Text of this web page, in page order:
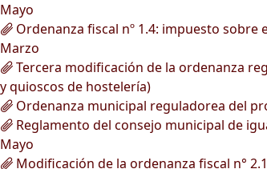
Mayo
Ordenanza fiscal nº 1.4: impuesto
Marzo
Tercera modificación de la ordenanza
y quioscos de hostelería)
Ordenanza municipal reguladorea del
Reglamento del consejo municipal de
Mayo
Modificación de la ordenanza fiscal n°